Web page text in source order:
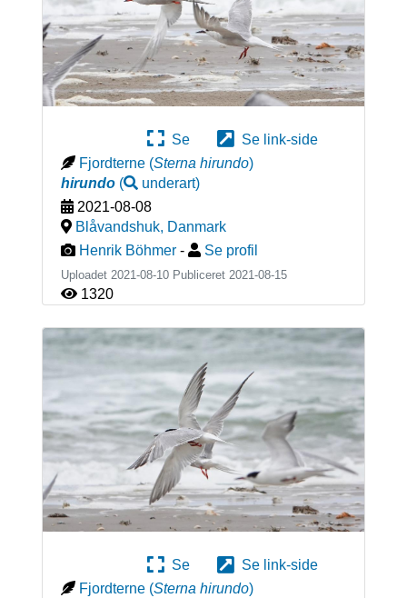
Se
Se link-side
Fjordterne (Sterna hirundo)
hirundo( underart)
2021-08-08
Blåvandshuk, Danmark
Henrik Böhmer - Se profil
Uploadet 2021-08-10 Publiceret 2021-08-15
1320
Se
Se link-side
Fjordterne (Sterna hirundo)